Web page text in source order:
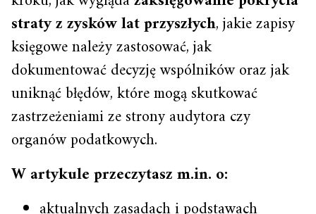
straty z zysków lat przyszłych, jakie zapisy
księgowe należy zastosować, jak
dokumentować decyzję wspólników oraz jak
uniknąć błędów, które mogą skutkować
zastrzeżeniami ze strony audytora czy
organów podatkowych.
W artykule przeczytasz m.in. o: